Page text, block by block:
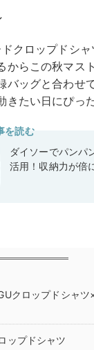
クロップドシ
からこの秋マス
バッグと合わせ
きたい日にぴっ
を読む
ダイソーでパンパ
活用！収納力が倍
クロップドシャ
ップドシャツ